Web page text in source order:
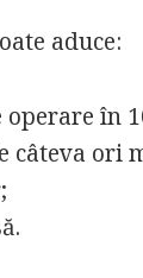
aduce:
în
câteva ori